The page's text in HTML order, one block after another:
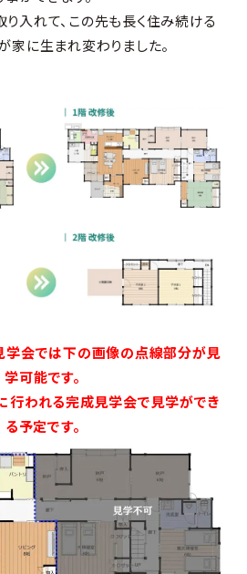
入れて、この先も長く住み続ける
家に生まれ変わりました。
会では下の画像の点線部分が見
学可能です。
行われる完成見学会で見学ができ
る予定です。